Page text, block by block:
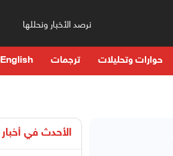
نرصد الأخبار ونحللها
حوارات وتحليلات ترجمات English
الأحدث في أخبار